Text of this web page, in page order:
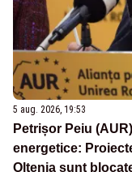
5 aug. 2026, 19:53
Petrișor Peiu
energetice:
Oltenia sunt